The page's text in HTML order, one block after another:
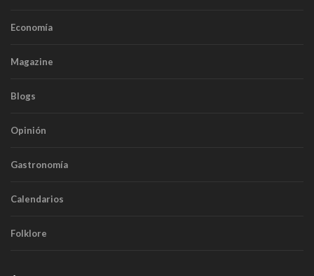
Economía
Magazine
Blogs
Opinión
Gastronomía
Calendarios
Folklore